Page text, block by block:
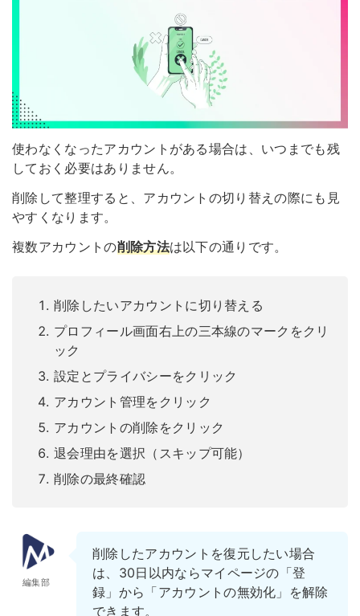
使わなくなったアカウントがある場合は、いつまでも残
しておく必要はありません。
削除して整理すると、アカウントの切り替えの際にも見
やすくなります。
複数アカウントの削除方法は以下の通りです。
削除したいアカウントに切り替える
プロフィール画面右上の三本線のマークをクリ
ック
設定とプライバシーをクリック
アカウント管理をクリック
アカウントの削除をクリック
退会理由を選択（スキップ可能）
削除の最終確認
編集部
削除したアカウントを復元 したい場合
は、30日以内ならマイページの「登
録」から「アカウントの無効化」を解除
できます。